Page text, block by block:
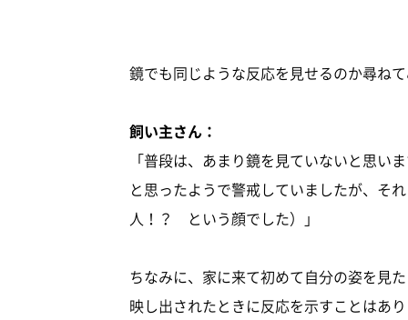
鏡でも同じような反応を見せるのか尋ね
飼い主さん：
「普段は、あまり鏡を見ていないと思い
と思ったようで警戒していましたが、そ
人！？ という顔でした）」
ちなみに、家に来て初めて自分の姿を見
映し出されたときに反応を示すことはあ